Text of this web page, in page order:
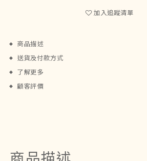
加入追蹤清單
商品描述
送貨及付款方式
了解更多
顧客評價